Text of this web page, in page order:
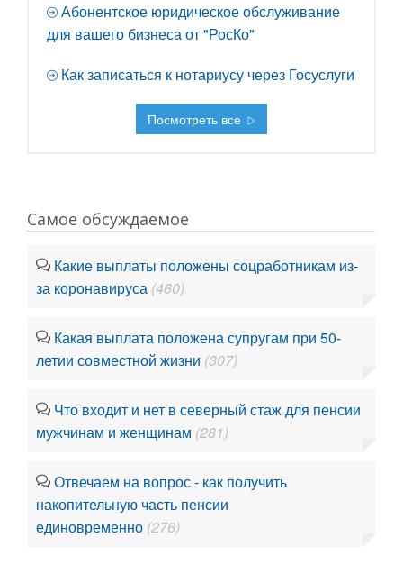
Абонентское юридическое обслуживание
для вашего бизнеса от "РосКо"
Как записаться к нотариусу через Госуслуги
Посмотреть все
Самое обсуждаемое
Какие выплаты положены соцработникам из-
за коронавируса (460)
Какая выплата положена супругам при 50-
летии совместной жизни (307)
Что входит и нет в северный стаж для пенсии
мужчинам и женщинам (281)
Отвечаем на вопрос - как получить
накопительную часть пенсии
единовременно (276)